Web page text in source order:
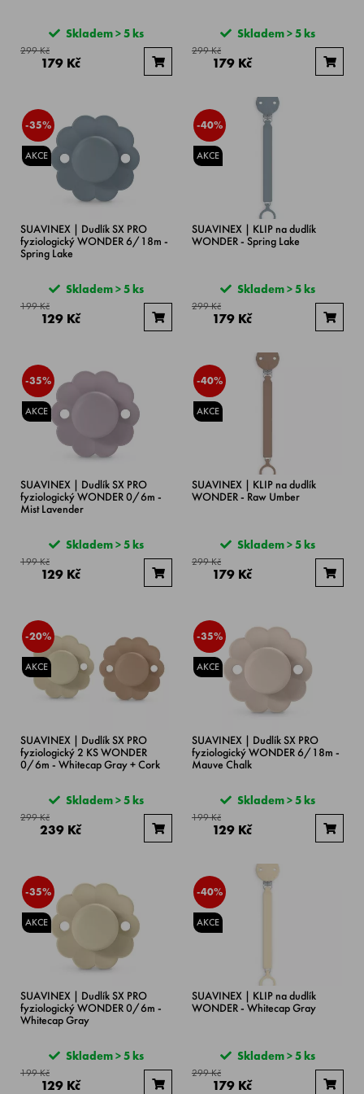
Skladem > 5 ks
299 Kč
179 Kč
Skladem > 5 ks
299 Kč
179 Kč
-35%
AKCE
SUAVINEX | Dudlík SX PRO
fyziologický WONDER 6/18m -
Spring Lake
Skladem > 5 ks
199 Kč
129 Kč
-40%
AKCE
SUAVINEX | KLIP na dudlík
WONDER - Spring Lake
Skladem > 5 ks
299 Kč
179 Kč
-35%
AKCE
SUAVINEX | Dudlík SX PRO
fyziologický WONDER 0/6m -
Mist Lavender
Skladem > 5 ks
199 Kč
129 Kč
-40%
AKCE
SUAVINEX | KLIP na dudlík
WONDER - Raw Umber
Skladem > 5 ks
299 Kč
179 Kč
-20%
AKCE
SUAVINEX | Dudlík SX PRO
fyziologický 2 KS WONDER
0/6m - Whitecap Gray + Cork
Skladem > 5 ks
299 Kč
239 Kč
-35%
AKCE
SUAVINEX | Dudlík SX PRO
fyziologický WONDER 6/18m -
Mauve Chalk
Skladem > 5 ks
199 Kč
129 Kč
-35%
AKCE
SUAVINEX | Dudlík SX PRO
fyziologický WONDER 0/6m -
Whitecap Gray
Skladem > 5 ks
199 Kč
129 Kč
-40%
AKCE
SUAVINEX | KLIP na dudlík
WONDER - Whitecap Gray
Skladem > 5 ks
299 Kč
179 Kč